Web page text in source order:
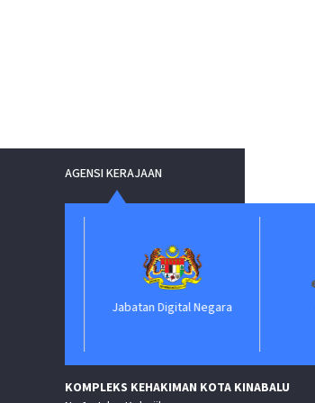
AGENSI KERAJAAN
Jabatan Digital Negara
KOMPLEKS KEHAKIMAN KOTA KINABALU